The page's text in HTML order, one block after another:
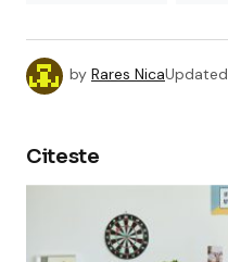
by Rares NicaUpdated
Citeste